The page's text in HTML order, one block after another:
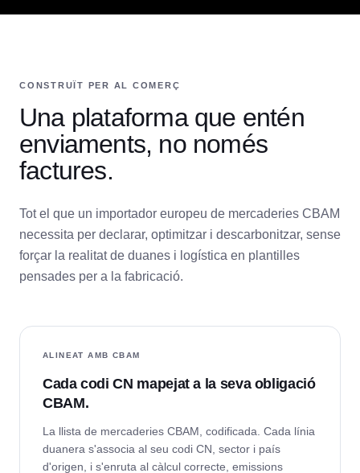
CONSTRUÏT PER AL COMERÇ
Una plataforma que entén
enviaments, no només
factures.
Tot el que un importador europeu de mercaderies CBAM
necessita per declarar, optimitzar i descarbonitzar, sense
forçar la realitat de duanes i logística en plantilles
pensades per a la fabricació.
ALINEAT AMB CBAM
Cada codi CN mapejat a la seva obligació
CBAM.
La llista de mercaderies CBAM, codificada. Cada línia
duanera s'associa al seu codi CN, sector i país
d'origen, i s'enruta al càlcul correcte, emissions